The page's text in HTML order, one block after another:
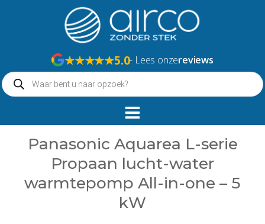
★★★★★5.0- Lees onzereviews
Producten
zoeken
Panasonic Aquarea L-serie
Propaan lucht-water
warmtepomp All-in-one – 5
kW